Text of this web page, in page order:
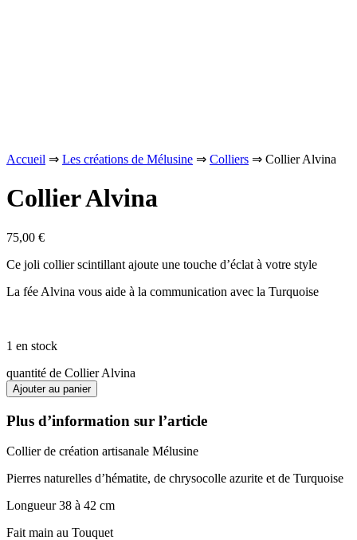
Accueil ⇒ Les créations de Mélusine ⇒ Colliers ⇒ Collier Alvina
Collier Alvina
75,00 €
Ce joli collier scintillant ajoute une touche d’éclat à votre style
La fée Alvina vous aide à la communication avec la Turquoise
1 en stock
quantité de Collier Alvina
Ajouter au panier
Plus d’information sur l’article
Collier de création artisanale Mélusine
Pierres naturelles d’hématite, de chrysocolle azurite et de Turquoise
Longueur 38 à 42 cm
Fait main au Touquet